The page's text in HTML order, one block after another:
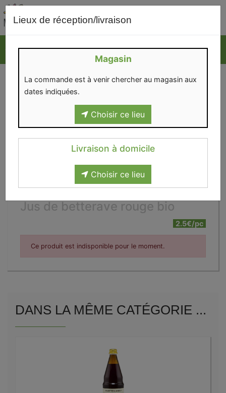
Lieux de réception/livraison
Magasin
La commande est à venir chercher au magasin aux
dates indiquées.
Choisir ce lieu
Livraison à domicile
Choisir ce lieu
Jus de betterave rouge bio
2.5€/pc
Ce produit est indisponible pour le moment.
DANS LA MÊME CATÉGORIE ...